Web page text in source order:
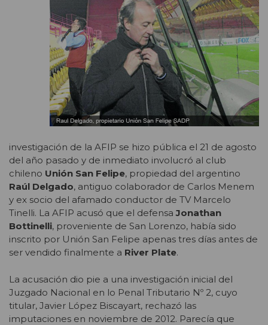
investigación de la AFIP se hizo pública el 21 de agosto
del año pasado y de inmediato involucró al club
chileno Unión San Felipe, propiedad del argentino
Raúl Delgado, antiguo colaborador de Carlos Menem
y ex socio del afamado conductor de TV Marcelo
Tinelli. La AFIP acusó que el defensaJonathan
Bottinelli, proveniente de San Lorenzo, había sido
inscrito por Unión San Felipe apenas tres días antes de
ser vendido finalmente a River Plate.
La acusación dio pie a una investigación inicial del
Juzgado Nacional en lo Penal Tributario Nº 2, cuyo
titular, Javier López Biscayart, rechazó las
imputaciones en noviembre de 2012. Parecía que